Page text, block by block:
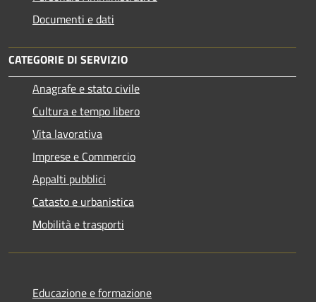
Documenti e dati
CATEGORIE DI SERVIZIO
Anagrafe e stato civile
Cultura e tempo libero
Vita lavorativa
Imprese e Commercio
Appalti pubblici
Catasto e urbanistica
Mobilità e trasporti
Educazione e formazione